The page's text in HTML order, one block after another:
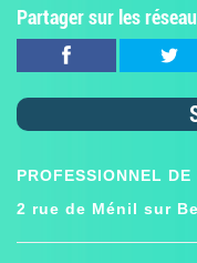
Partager sur les
PROFESSIONNEL
2 rue de Ménil sur